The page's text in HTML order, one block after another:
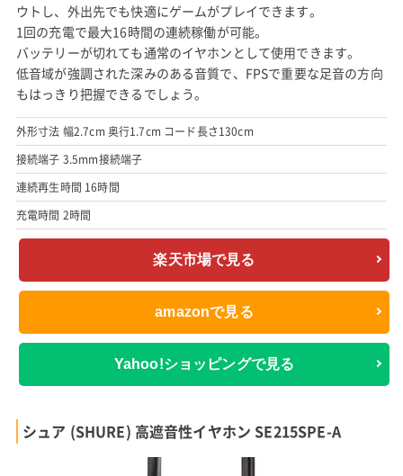
ウトし、外出先でも快適にゲームがプレイできます。
1回の充電で最大16時間の連続稼働が可能。
バッテリーが切れても通常のイヤホンとして使用できます。
低音域が強調された深みのある音質で、FPSで重要な足音の方向
もはっきり把握できるでしょう。
外形寸法 幅2.7cm 奥行1.7cm コード長さ130cm
接続端子 3.5mm接続端子
連続再生時間 16時間
充電時間 2時間
楽天市場で見る
amazonで見る
Yahoo!ショッピングで見る
シュア (SHURE) 高遮音性イヤホン SE215SPE-A